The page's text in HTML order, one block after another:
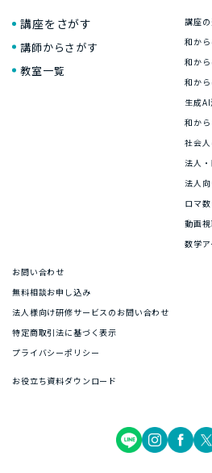
講座をさがす
講師からさがす
教室一覧
講座
和か
和か
和か
生成
和から
社会
法人
法人
ロマ
動画視
数学
お問い合わせ
無料相談お申し込み
法人様向け研修サービスのお問い合わせ
特定商取引法に基づく表示
プライバシーポリシー
お役立ち資料ダウンロード